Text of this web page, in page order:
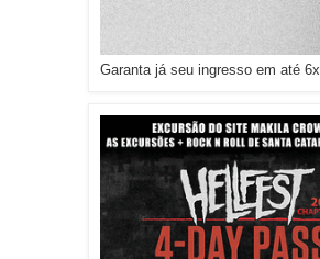
Garanta já seu ingresso em até 6x